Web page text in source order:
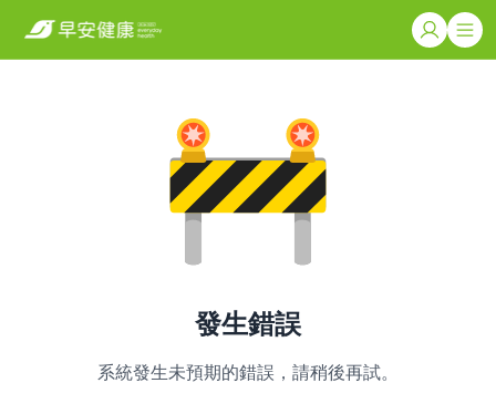
發生錯誤
系統發生未預期的錯誤，請稍後再試。